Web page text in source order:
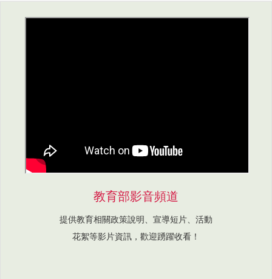
教育部影音頻道
提供教育相關政策說明、宣導短片、活動
花絮等影片資訊，歡迎踴躍收看！